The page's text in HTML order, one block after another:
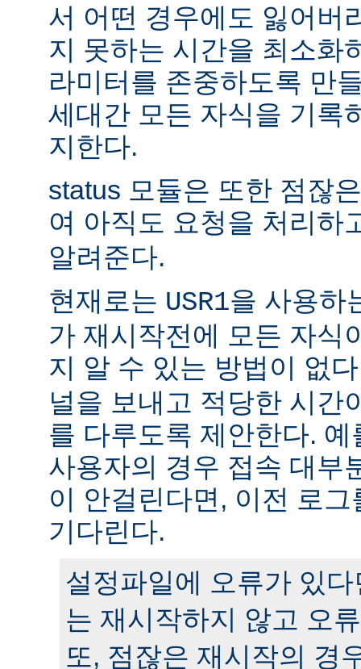
서 어떤 경우에도 잃어버
지 못하는 시간을 최소화
라미터를 존중하도록 만
세대간 모든 자식을 기록
지한다.
status 모듈은 또한 점잖
여 아직도 요청을 처리하
알려준다.
현재로는 USR1을 사용하
가 재시작전에 모든 자식
지 알 수 있는 방법이 없
널을 보내고 적당한 시간
를 다루도록 제안한다.
사용자의 경우 접속 대부
이 안걸린다면, 이전 로
기다린다.
설정파일에 오류가 있
는 재시작하지 않고 오
또, 점잖은 재시작의 경